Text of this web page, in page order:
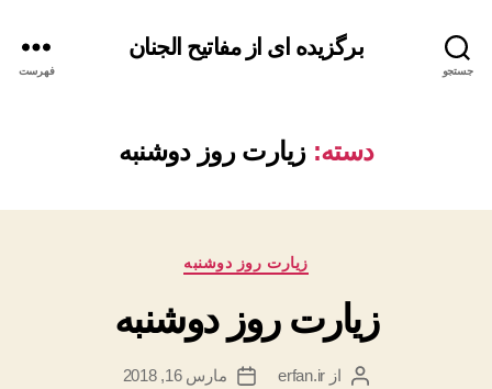
جستجو
برگزیده ای از مفاتیح الجنان
فهرست
دسته: زیارت روز دوشنبه
دسته‌ها
زیارت روز دوشنبه
زیارت روز دوشنبه
نویسنده
از erfan.ir
تاریخمارس 16, 2018